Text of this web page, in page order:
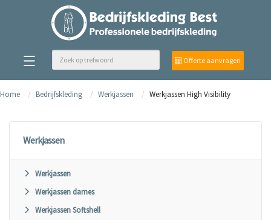
Offerte aanvragen
Home Bedrijfskleding Werkjassen Werkjassen High Visibility
Werkjassen
Werkjassen
Werkjassen dames
Werkjassen Softshell